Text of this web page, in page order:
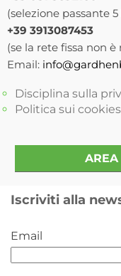
(selezione passante
+39 3913087453
(se la rete fissa non
Email:
Disciplina sulla
Politica sui cookies
AREA
Iscriviti alla
Email